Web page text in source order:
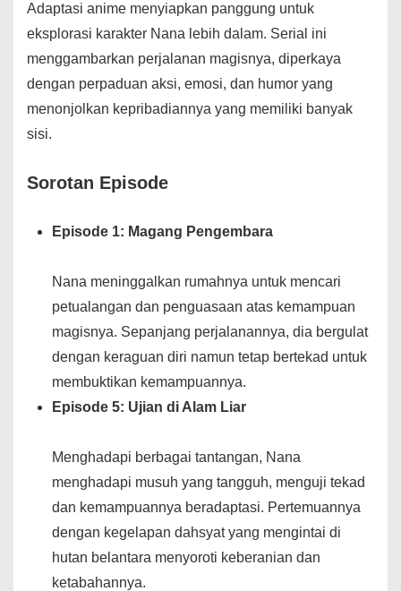
Adaptasi anime menyiapkan panggung untuk
eksplorasi karakter Nana lebih dalam. Serial ini
menggambarkan perjalanan magisnya, diperkaya
dengan perpaduan aksi, emosi, dan humor yang
menonjolkan kepribadiannya yang memiliki banyak
sisi.
Sorotan Episode
Episode 1: Magang Pengembara
Nana meninggalkan rumahnya untuk mencari
petualangan dan penguasaan atas kemampuan
magisnya. Sepanjang perjalanannya, dia bergulat
dengan keraguan diri namun tetap bertekad untuk
membuktikan kemampuannya.
Episode 5: Ujian di Alam Liar
Menghadapi berbagai tantangan, Nana
menghadapi musuh yang tangguh, menguji tekad
dan kemampuannya beradaptasi. Pertemuannya
dengan kegelapan dahsyat yang mengintai di
hutan belantara menyoroti keberanian dan
ketabahannya.